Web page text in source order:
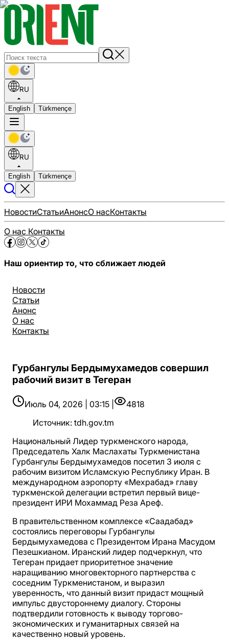
RU
English Türkmençe
RU
English Türkmençe
НовостиСтатьиАнонсО насКонтакты
О нас Контакты
Наш ориентир то, что сближает людей
Новости
Статьи
Анонс
О нас
Контакты
Гурбангулы Бердымухамедов совершил
рабочий визит в Тегеран
Июль 04, 2026 | 03:15 |
4818
Источник: tdh.gov.tm
Национальный Лидер туркменского народа,
Председатель Халк Маслахаты Туркменистана
Гурбангулы Бердымухамедов посетил 3 июля с
рабочим визитом Исламскую Республику Иран. В
международном аэропорту «Мехрабад» главу
туркменской делегации встретил первый вице-
президент ИРИ Мохаммад Реза Ареф.
В правительственном комплексе «Саадабад»
состоялись переговоры Гурбангулы
Бердымухамедова с Президентом Ирана Масудом
Пезешкианом. Иранский лидер подчеркнул, что
Тегеран придает приоритетное значение
наращиванию многовекторного партнерства с
соседним Туркменистаном, и выразил
уверенность, что данный визит придаст мощный
импульс двустороннему диалогу. Стороны
подтвердили готовность к выводу торгово-
экономических и гуманитарных связей на
качественно новый уровень.